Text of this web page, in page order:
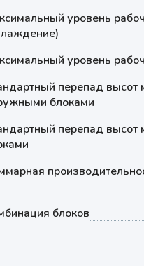
уровень
уровень
перепад
блоками
перепад
блоков